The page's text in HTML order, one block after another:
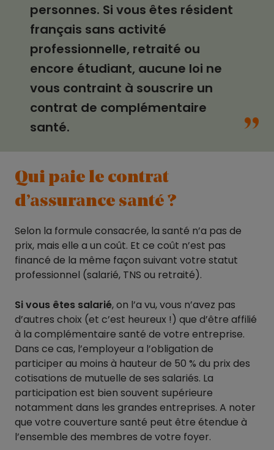
personnes. Si vous êtes résident
français sans activité
professionnelle, retraité ou
encore étudiant, aucune loi ne
vous contraint à souscrire un
contrat de complémentaire
santé.
“
Qui paie le contrat
d’assurance santé ?
Selon la formule consacrée, la santé n’a pas de
prix, mais elle a un coût. Et ce coût n’est pas
financé de la même façon suivant votre statut
professionnel (salarié, TNS ou retraité).
Si vous êtes salarié, on l’a vu, vous n’avez pas
d’autres choix (et c’est heureux !) que d’être affilié
à la complémentaire santé de votre entreprise.
Dans ce cas, l’employeur a l’obligation de
participer au moins à hauteur de 50 % du prix des
cotisations de mutuelle de ses salariés. La
participation est bien souvent supérieure
notamment dans les grandes entreprises. A noter
que votre couverture santé peut être étendue à
l’ensemble des membres de votre foyer.